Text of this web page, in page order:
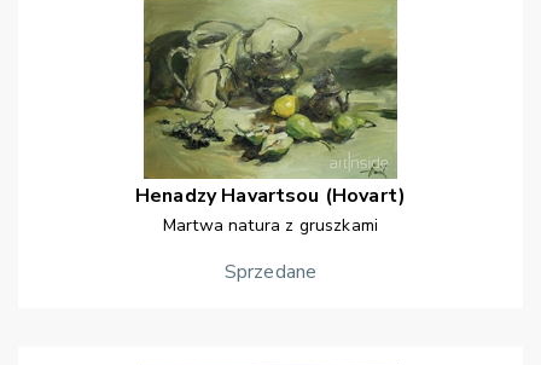
Henadzy Havartsou (Hovart)
Martwa natura z gruszkami
Sprzedane